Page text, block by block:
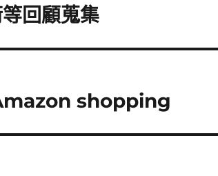
回顧蒐集
shopping